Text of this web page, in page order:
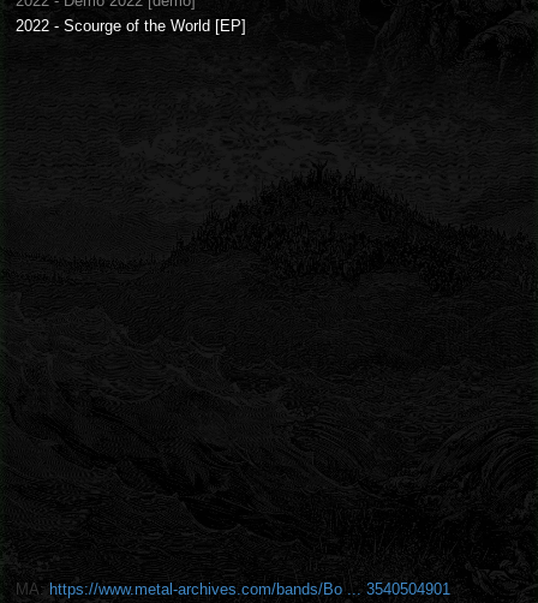
2022 - Scourge of the World [EP]
MA: https://www.metal-archives.com/bands/Bo ... 3540504901